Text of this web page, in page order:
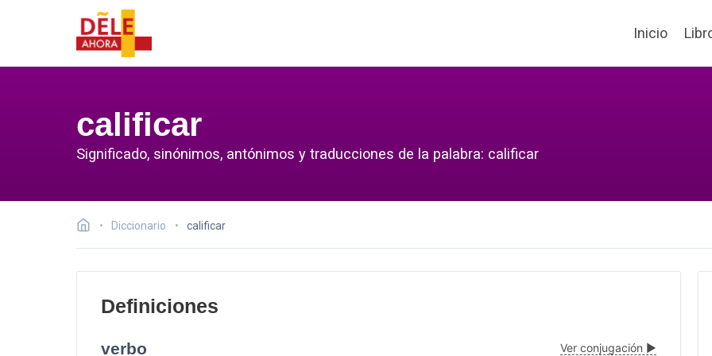
Inicio
calificar
Significado, sinónimos, antónimos y traducciones de la palabra: calificar
Diccionario calificar
Definiciones
verbo Ver conjugación ▶